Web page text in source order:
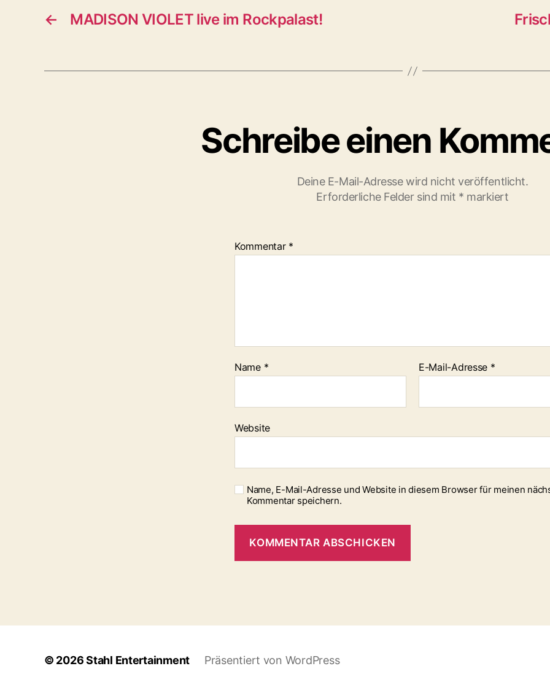
← MADISON VIOLET live im Rockpalast!
Schreibe einen
Deine E-Mail-Adresse wird nicht veröffentlicht.
Erforderliche Felder sind mit * markiert
Kommentar *
Name * E-Mail-Adresse *
Website
Name, E-Mail-Adresse und Website in diesem Browser für meinen
Kommentar speichern.
© 2026Stahl Entertainment Präsentiert von WordPress